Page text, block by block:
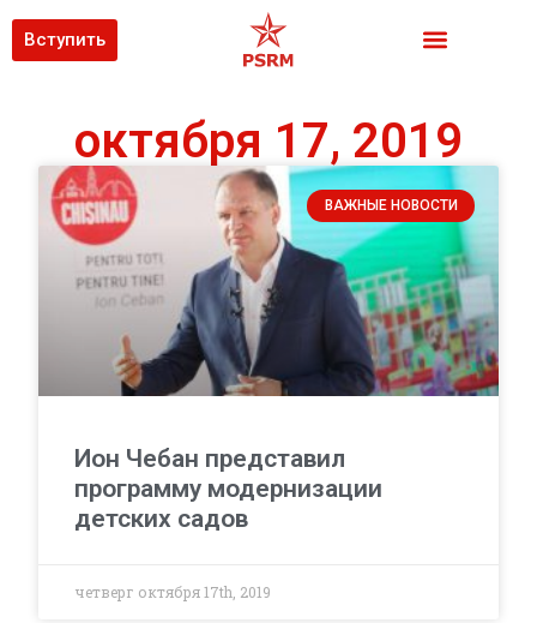
Вступить
октября 17, 2019
ВАЖНЫЕ НОВОСТИ
Ион Чебан представил
программу модернизации
детских садов
четверг октября 17th, 2019